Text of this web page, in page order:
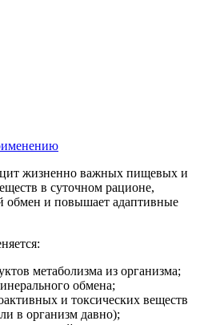
жизненно важных пищевых и
в суточном рационе,
обмен и повышает адаптивные
метаболизма из организма;
обмена;
и токсических веществ
в организм давно);